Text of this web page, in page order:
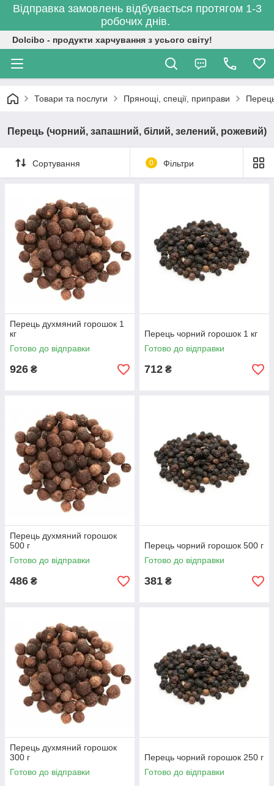
Відправка замовлень відбувається протягом 1-3
робочих днів.
Dolcibo - продукти харчування з усього світу!
Товари та послуги Прянощі, спеції, приправи
Перець (чорний, запашний, білий, зелений, рожевий)
Сортування 0 Фільтри
Перець духмяний горошок 1
кг
Готово до відправки
926 ₴
Перець чорний горошок 1 кг
Готово до відправки
712 ₴
Перець духмяний горошок
500 г
Готово до відправки
486 ₴
Перець чорний горошок 500 г
Готово до відправки
381 ₴
Перець духмяний горошок
300 г
Готово до відправки
Перець чорний горошок 250 г
Готово до відправки